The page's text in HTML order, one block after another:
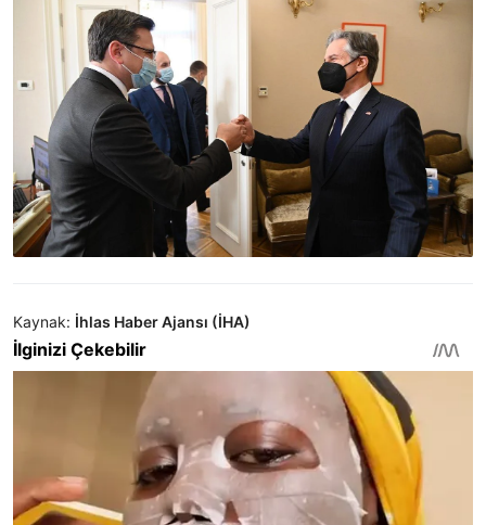
Kaynak: İhlas Haber Ajansı (İHA)